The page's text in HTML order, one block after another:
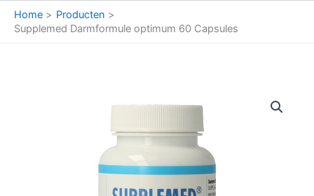
Home
Producten
Supplemed Darmformule optimum 60 Capsules